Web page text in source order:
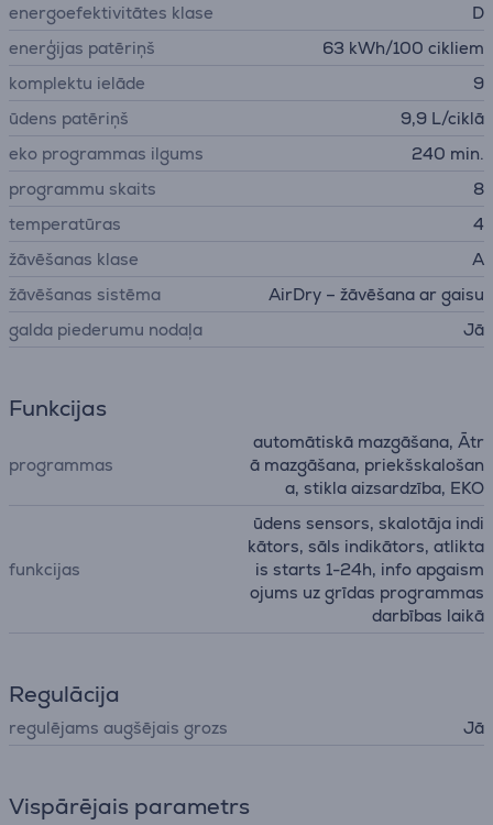
energoefektivitātes klase
D
enerģijas patēriņš
63 kWh/100 cikliem
komplektu ielāde
9
ūdens patēriņš
9,9 L/ciklā
eko programmas ilgums
240 min.
programmu skaits
8
temperatūras
4
žāvēšanas klase
A
žāvēšanas sistēma
AirDry – žāvēšana ar gaisu
galda piederumu nodaļa
Jā
Funkcijas
programmas
automātiskā mazgāšana, Ātr
ā mazgāšana, priekšskalošan
a, stikla aizsardzība, EKO
funkcijas
ūdens sensors, skalotāja indi
kātors, sāls indikātors, atlikta
is starts 1-24h, info apgaism
ojums uz grīdas programmas
darbības laikā
Regulācija
regulējams augšējais grozs Jā
Vispārējais parametrs